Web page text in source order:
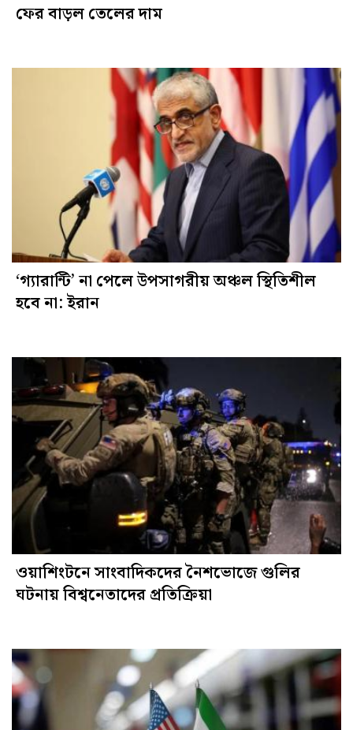
ফের বাড়ল তেলের দাম
‘গ্যারান্টি’ না পেলে উপসাগরীয় অঞ্চল স্থিতিশীল
হবে না: ইরান
ওয়াশিংটনে সাংবাদিকদের নৈশভোজে গুলির
ঘটনায় বিশ্বনেতাদের প্রতিক্রিয়া